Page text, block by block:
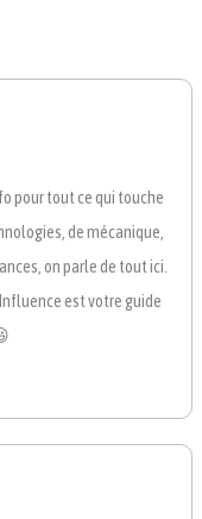
pour tout ce qui touche
de mécanique,
on parle de tout ici.
est votre guide